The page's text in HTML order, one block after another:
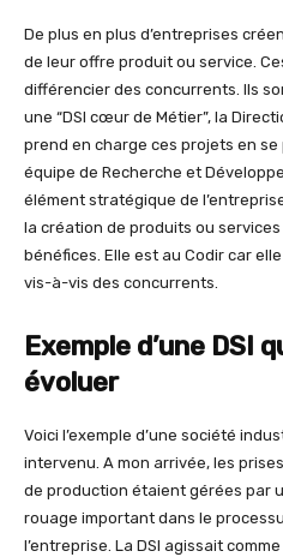
De plus en plus d’entreprises
de leur offre produit ou service.
différencier des concurrents. Ils
une “DSI cœur de Métier”, la
prend en charge ces projets en
équipe de Recherche et
élément stratégique de
la création de produits ou
bénéfices. Elle est au Codir car
vis-à-vis des concurrents.
Exemple d’une DSI
évoluer
Voici l’exemple d’une société
intervenu. A mon arrivée, les
de production étaient gérées par
rouage important dans le
l’entreprise. La DSI agissait